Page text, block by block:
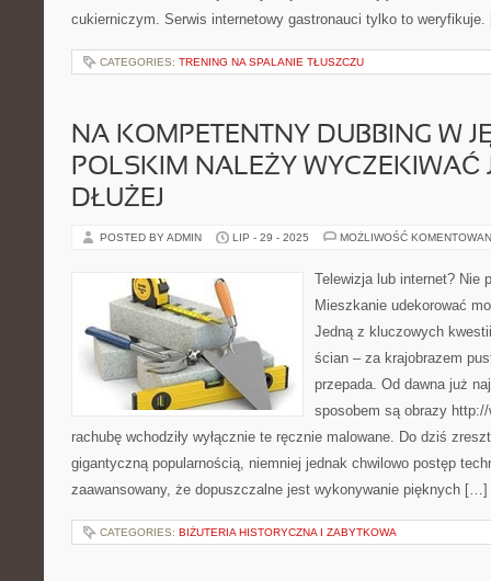
cukierniczym. Serwis internetowy gastronauci tylko to
CATEGORIES: TRENING NA SPALANIE TŁUSZCZU
NA KOMPETENTNY DUBBING W
POLSKIM NALEŻY WYCZEKIWAĆ
DŁUŻEJ
POSTED BY ADMIN LIP - 29 - 2025 MOŻLIWOŚĆ
Telewizja lub internet? Nie
Mieszkanie udekorować
Jedną z kluczowych
ścian – za krajobrazem
przepada. Od dawna już
sposobem są obrazy
rachubę wchodziły wyłącznie te ręcznie malowane. Do dziś
gigantyczną popularnością, niemniej jednak chwilowo postęp
zaawansowany, że dopuszczalne jest wykonywanie pięknych […]
CATEGORIES: BIŻUTERIA HISTORYCZNA I ZABYTKOWA